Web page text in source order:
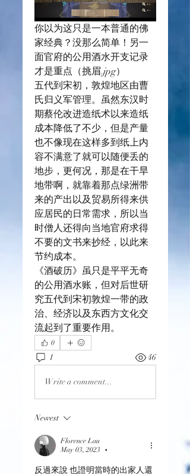
你以为这只是一本普通的佛
家经典？没那么简单！另一
面官府的公用酒水开支记录
才是重点（挑眉.jpg）
五代到宋初，敦煌地区由曹
氏归义军管理。虽然东汉时
期蔡伦改进造纸术以来造纸
成本降低了不少，但是产量
也不像现在这样多到纸上内
容不满意了就可以随便丢的
地步，更何况，那是在干旱
地带啊，就靠着那点绿洲带
来的产出以及贸易所得来供
应居民的日常需求，所以当
时僧人还得向当地官府求得
不要的文书来抄经，以此来
节约成本。
《酒破历》虽只是平平无奇
的公用酒水账，但对后世研
究五代到宋初敦煌一带的政
治、经济以及东西方文化交
流起到了重要作用。
0
1 46
Write a comment...
Newest
Florence Lau
May 03, 2023
•
反過來說 也證明當時的出家人還